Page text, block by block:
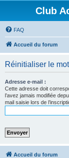
Club
FAQ
Accueil du forum
Réinitialiser le
Adresse e-mail :
Cette adresse doit
l’avez jamais modifiée
mail saisie lors de
Accueil du forum